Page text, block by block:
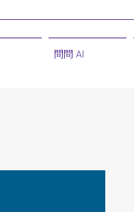
問問 AI